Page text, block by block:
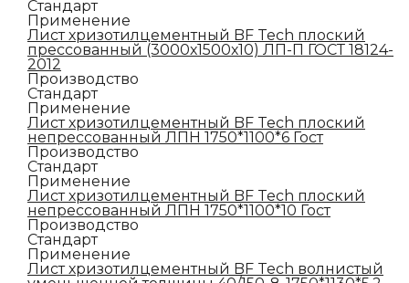
Стандарт
Применение
Лист хризотилцементный BF Tech плоский
прессованный (3000х1500х10) ЛП-П ГОСТ 18124-
2012
Производство
Стандарт
Применение
Лист хризотилцементный BF Tech плоский
непрессованный ЛПН 1750*1100*6 Гост
Производство
Стандарт
Применение
Лист хризотилцементный BF Tech плоский
непрессованный ЛПН 1750*1100*10 Гост
Производство
Стандарт
Применение
Лист хризотилцементный BF Tech волнистый